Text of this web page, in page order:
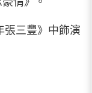
張三豐》中飾演